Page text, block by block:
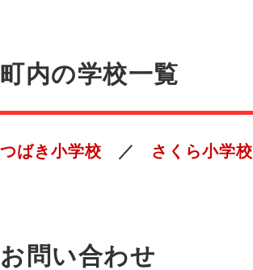
町内の学校一覧
つばき小学校 さくら小学校
お問い合わせ